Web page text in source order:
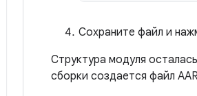
Сохраните файл и
Структура модуля
сборки создается файл